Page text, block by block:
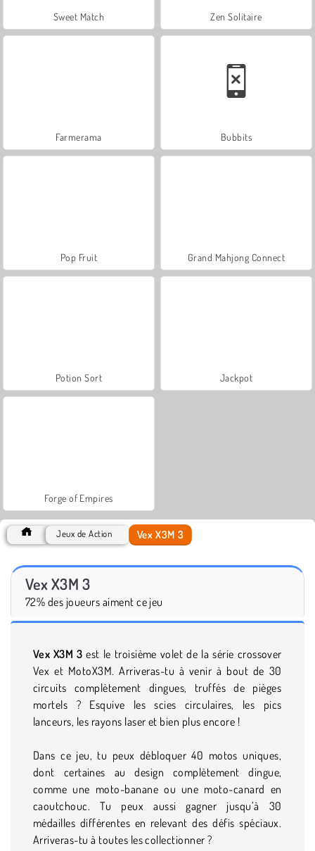
Sweet Match Zen Solitaire
Farmerama Bubbits
Pop Fruit Grand Mahjong Connect
Potion Sort Jackpot
Forge of Empires
Jeux de Action Vex X3M 3
Vex X3M 3
72% des joueurs aiment ce jeu
Vex X3M 3 est le troisième volet de la série crossover
Vex et MotoX3M. Arriveras-tu à venir à bout de 30
circuits complètement dingues, truffés de pièges
mortels ? Esquive les scies circulaires, les pics
lanceurs, les rayons laser et bien plus encore !
Dans ce jeu, tu peux débloquer 40 motos uniques,
dont certaines au design complètement dingue,
comme une moto-banane ou une moto-canard en
caoutchouc. Tu peux aussi gagner jusqu’à 30
médailles différentes en relevant des défis spéciaux.
Arriveras-tu à toutes les collectionner ?